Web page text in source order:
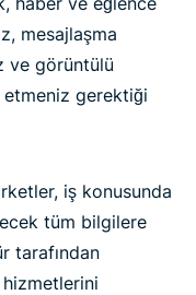
mesajlaşma
ve görüntülü
etmeniz gerektiği
iş konusunda
tüm bilgilere
tarafından